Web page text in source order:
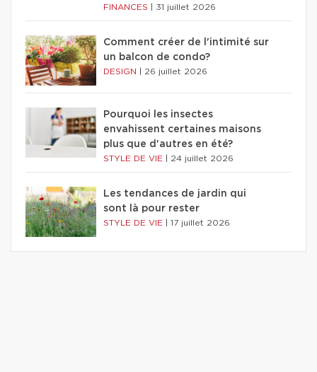
FINANCES 31 juillet 2026
Comment créer de l'intimité sur
un balcon de condo?
DESIGN 26 juillet 2026
Pourquoi les insectes
envahissent certaines maisons
plus que d'autres en été?
STYLE DE VIE 24 juillet 2026
Les tendances de jardin qui
sont là pour rester
STYLE DE VIE 17 juillet 2026